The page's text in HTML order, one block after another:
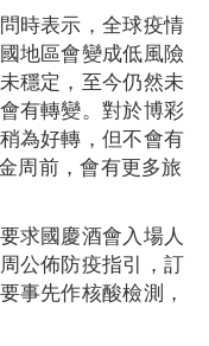
時表示，全球疫情
地區會變成低風險
穩定，至今仍然未
有轉變。對於博彩
為好轉，但不會有
周前，會有更多旅
求國慶酒會入場人
公佈防疫指引，訂
事先作核酸檢測，